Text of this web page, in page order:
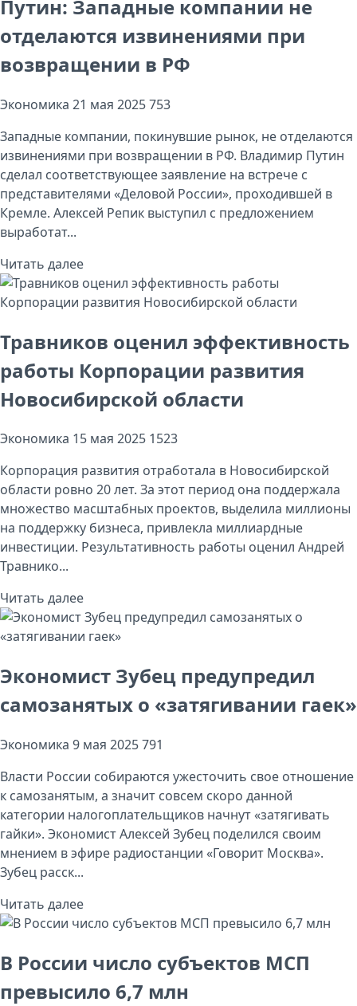
Путин: Западные компании не
отделаются извинениями при
возвращении в РФ
Экономика 21 мая 2025753
Западные компании, покинувшие рынок, не отделаются
извинениями при возвращении в РФ. Владимир Путин
сделал соответствующее заявление на встрече с
представителями «Деловой России», проходившей в
Кремле. Алексей Репик выступил с предложением
выработат...
Читать далее
Травников оценил эффективность
работы Корпорации развития
Новосибирской области
Экономика 15 мая 2025 1523
Корпорация развития отработала в Новосибирской
области ровно 20 лет. За этот период она поддержала
множество масштабных проектов, выделила миллионы
на поддержку бизнеса, привлекла миллиардные
инвестиции. Результативность работы оценил Андрей
Травнико...
Читать далее
Экономист Зубец предупредил
самозанятых о «затягивании гаек»
Экономика 9 мая 2025791
Власти России собираются ужесточить свое отношение
к самозанятым, а значит совсем скоро данной
категории налогоплательщиков начнут «затягивать
гайки». Экономист Алексей Зубец поделился своим
мнением в эфире радиостанции «Говорит Москва».
Зубец расск...
Читать далее
В России число субъектов МСП
превысило 6,7 млн